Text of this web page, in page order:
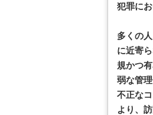
犯罪に
多くの
に近寄
規かつ
弱な管
不正な
より、